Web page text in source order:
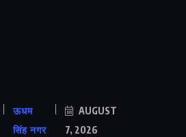
ऊधम
सिंह नगर
AUGUST
7, 2026